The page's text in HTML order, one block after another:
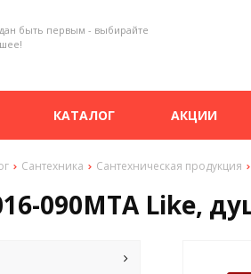
быть первым - выбирайте
КАТАЛОГ АКЦИИ
Сантехника Сантехническая продукция
090MTA Like,